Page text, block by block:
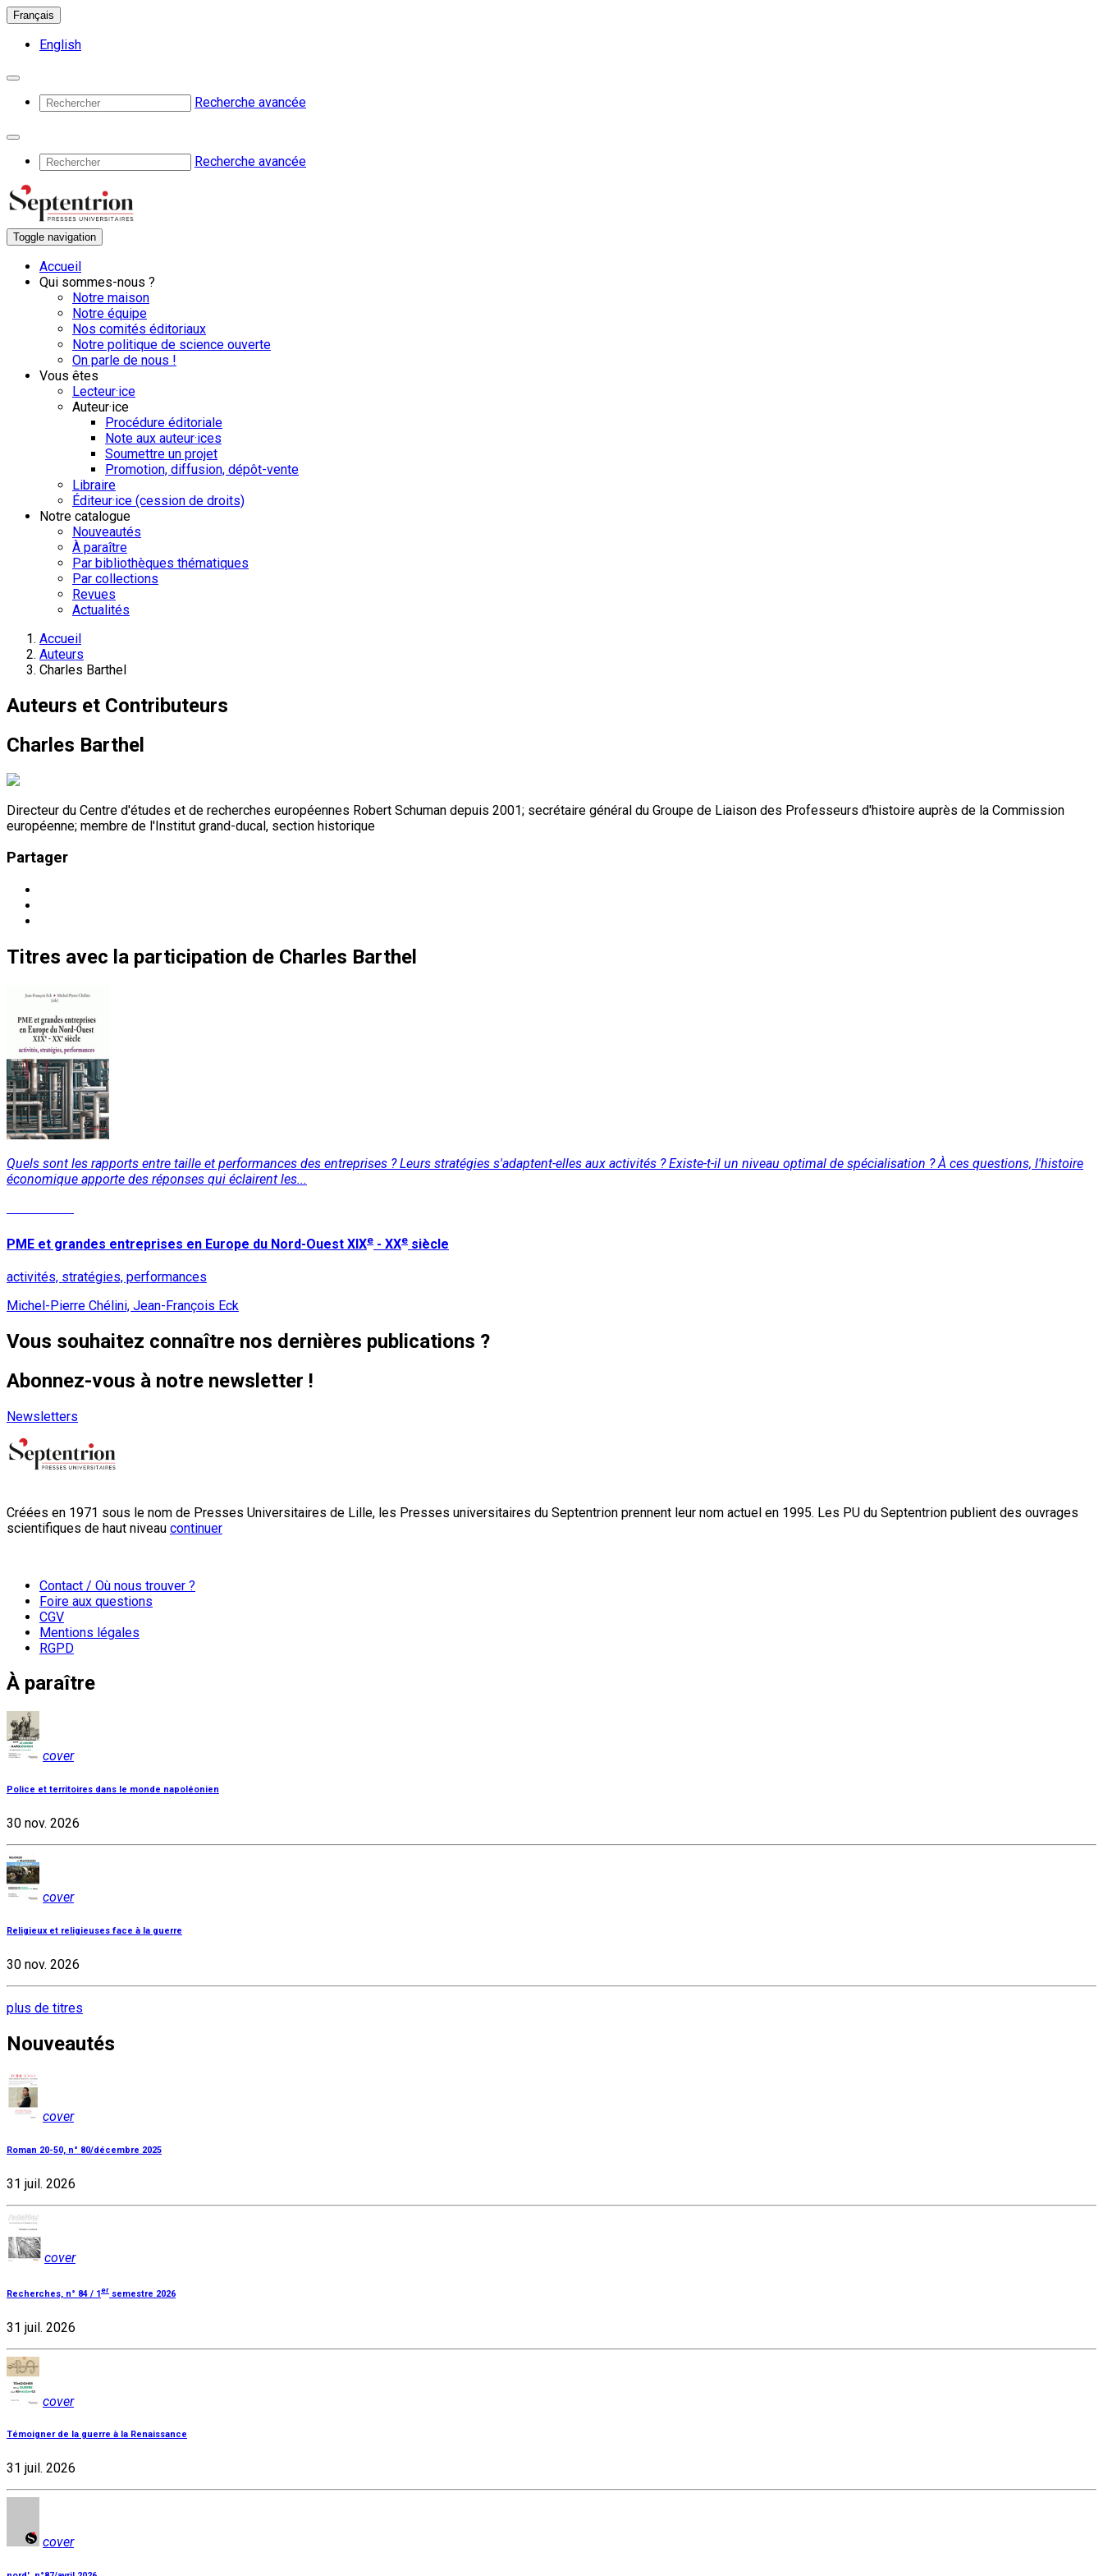
Français
English
Recherche avancée
Recherche avancée
Toggle navigation
Accueil
Qui sommes-nous ?
Notre maison
Notre équipe
Nos comités éditoriaux
Notre politique de science ouverte
On parle de nous !
Vous êtes
Lecteur·ice
Auteur·ice
Procédure éditoriale
Note aux auteur·ices
Soumettre un projet
Promotion, diffusion, dépôt-vente
Libraire
Éditeur·ice (cession de droits)
Notre catalogue
Nouveautés
À paraître
Par bibliothèques thématiques
Par collections
Revues
Actualités
Accueil
Auteurs
Charles Barthel
Auteurs et Contributeurs
Charles Barthel
Directeur du Centre d'études et de recherches européennes Robert Schuman depuis 2001; secrétaire général du Groupe de Liaison des Professeurs d'histoire auprès de la Commission
européenne; membre de l'Institut grand-ducal, section historique
Partager
Titres avec la participation de Charles Barthel
Quels sont les rapports entre taille et performances des entreprises ? Leurs stratégies s'adaptent-elles aux activités ? Existe-t-il un niveau optimal de spécialisation ? À ces questions, l'histoire
économique apporte des réponses qui éclairent les...
PME et grandes entreprises en Europe du Nord-Ouest XIXe - XXe siècle
activités, stratégies, performances
Michel-Pierre Chélini, Jean-François Eck
Vous souhaitez connaître nos dernières publications ?
Abonnez-vous à notre newsletter !
Newsletters
Créées en 1971 sous le nom de Presses Universitaires de Lille, les Presses universitaires du Septentrion prennent leur nom actuel en 1995. Les PU du Septentrion publient des ouvrages
scientifiques de haut niveau continuer
Contact / Où nous trouver ?
Foire aux questions
CGV
Mentions légales
RGPD
À paraître
cover
Police et territoires dans le monde napoléonien
30 nov. 2026
cover
Religieux et religieuses face à la guerre
30 nov. 2026
plus de titres
Nouveautés
cover
Roman 20-50, n° 80/décembre 2025
31 juil. 2026
cover
Recherches, n° 84 / 1er semestre 2026
31 juil. 2026
cover
Témoigner de la guerre à la Renaissance
31 juil. 2026
cover